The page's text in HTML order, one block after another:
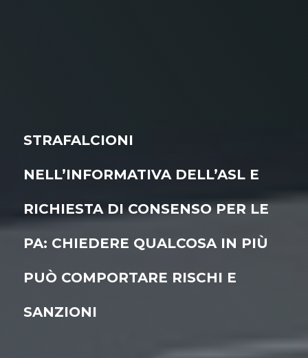
STRAFALCIONI
NELL’INFORMATIVA DELL’ASL E
RICHIESTA DI CONSENSO PER LE
PA: CHIEDERE QUALCOSA IN PIÙ
PUÒ COMPORTARE RISCHI E
SANZIONI